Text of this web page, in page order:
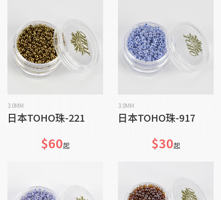
3.0MM
日本TOHO珠-221
$60起
3.0MM
日本TOHO珠-917
$30起